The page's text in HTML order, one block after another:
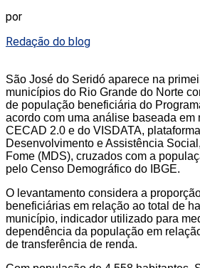
por
Redação do blog
São José do Seridó aparece na
municípios do Rio Grande do Norte
de população beneficiária do
acordo com uma análise baseada em
CECAD 2.0 e do VISDATA,
Desenvolvimento e Assistência
Fome (MDS), cruzados com a
pelo Censo Demográfico do IBGE.
O levantamento considera a
beneficiárias em relação ao total de
município, indicador utilizado para
dependência da população em
de transferência de renda.